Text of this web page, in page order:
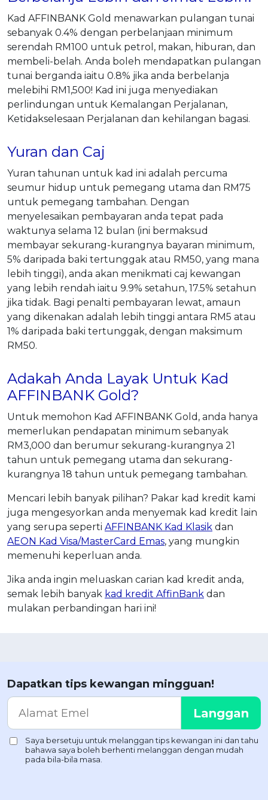
Kad AFFINBANK Gold menawarkan pulangan tunai
sebanyak 0.4% dengan perbelanjaan minimum
serendah RM100 untuk petrol, makan, hiburan, dan
membeli-belah. Anda boleh mendapatkan pulangan
tunai berganda iaitu 0.8% jika anda berbelanja
melebihi RM1,500! Kad ini juga menyediakan
perlindungan untuk Kemalangan Perjalanan,
Ketidakselesaan Perjalanan dan kehilangan bagasi.
Yuran dan Caj
Yuran tahunan untuk kad ini adalah percuma
seumur hidup untuk pemegang utama dan RM75
untuk pemegang tambahan. Dengan
menyelesaikan pembayaran anda tepat pada
waktunya selama 12 bulan (ini bermaksud
membayar sekurang-kurangnya bayaran minimum,
5% daripada baki tertunggak atau RM50, yang mana
lebih tinggi), anda akan menikmati caj kewangan
yang lebih rendah iaitu 9.9% setahun, 17.5% setahun
jika tidak. Bagi penalti pembayaran lewat, amaun
yang dikenakan adalah lebih tinggi antara RM5 atau
1% daripada baki tertunggak, dengan maksimum
RM50.
Adakah Anda Layak Untuk Kad
AFFINBANK Gold?
Untuk memohon Kad AFFINBANK Gold, anda hanya
memerlukan pendapatan minimum sebanyak
RM3,000 dan berumur sekurang-kurangnya 21
tahun untuk pemegang utama dan sekurang-
kurangnya 18 tahun untuk pemegang tambahan.
Mencari lebih banyak pilihan? Pakar kad kredit kami
juga mengesyorkan anda menyemak kad kredit lain
yang serupa seperti AFFINBANK Kad Klasik dan
AEON Kad Visa/MasterCard Emas, yang mungkin
memenuhi keperluan anda.
Jika anda ingin meluaskan carian kad kredit anda,
semak lebih banyak kad kredit AffinBank dan
mulakan perbandingan hari ini!
Dapatkan tips kewangan mingguan!